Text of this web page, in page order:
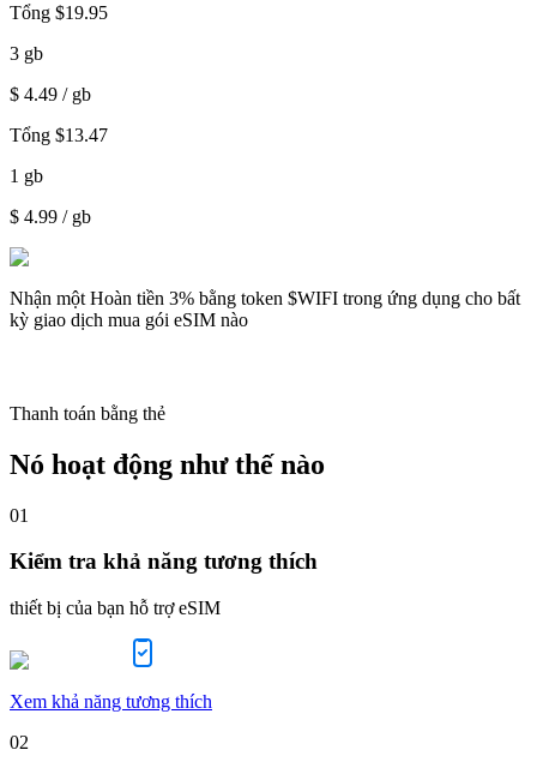
Tổng $19.95
3 gb
$ 4.49 / gb
Tổng $13.47
1 gb
$ 4.99 / gb
Nhận một Hoàn tiền 3% bằng token $WIFI trong ứng dụng cho bất
kỳ giao dịch mua gói eSIM nào
Thanh toán bằng thẻ
Nó hoạt động như thế nào
01
Kiểm tra khả năng tương thích
thiết bị của bạn hỗ trợ eSIM
Xem khả năng tương thích
02